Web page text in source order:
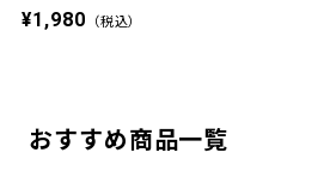
¥1,980 （税込）
おすすめ商品一覧